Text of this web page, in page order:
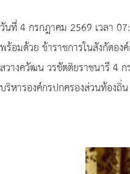
วันที่ 4 กรกฎาคม 2569 เวลา
พร้อมด้วย ข้าราชการในสังกัดอ
สวางควัฒน วรขัตติยราชนารี 4
บริหารองค์กรปกครองส่วนท้องถิ่